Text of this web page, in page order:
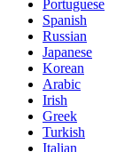
Portuguese
Spanish
Russian
Japanese
Korean
Arabic
Irish
Greek
Turkish
Italian